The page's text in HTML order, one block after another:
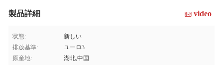
製品詳細 video
状態:
新しい
排放基準:
ユーロ3
原産地:
湖北,中国